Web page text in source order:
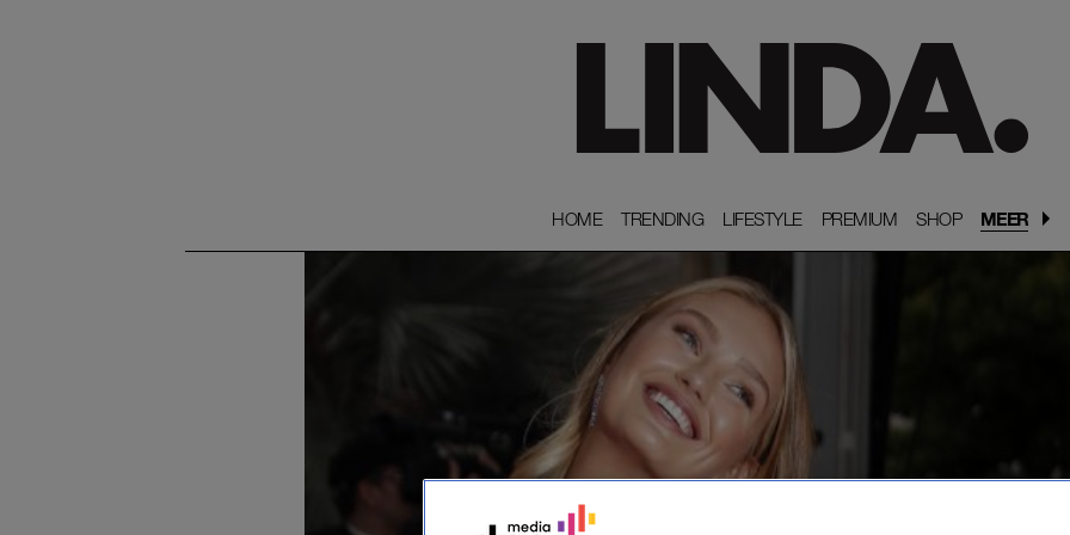
HOME
HOME TRENDING
TRENDING LIFESTYLE
LIFESTYLE PREMIUM
PREMIUM SHOP
SHOP MEER